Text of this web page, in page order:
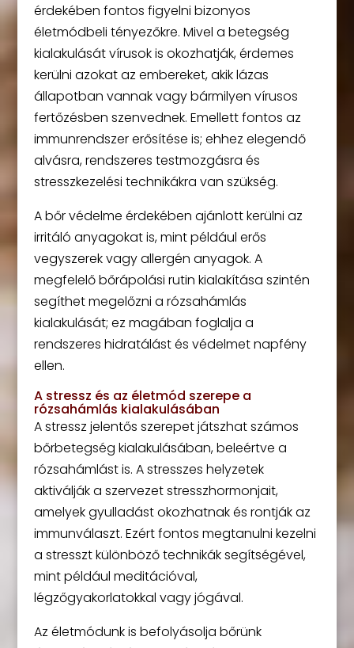
érdekében fontos figyelni bizonyos
életmódbeli tényezőkre. Mivel a betegség
kialakulását vírusok is okozhatják, érdemes
kerülni azokat az embereket, akik lázas
állapotban vannak vagy bármilyen vírusos
fertőzésben szenvednek. Emellett fontos az
immunrendszer erősítése is; ehhez elegendő
alvásra, rendszeres testmozgásra és
stresszkezelési technikákra van szükség.
A bőr védelme érdekében ajánlott kerülni az
irritáló anyagokat is, mint például erős
vegyszerek vagy allergén anyagok. A
megfelelő bőrápolási rutin kialakítása szintén
segíthet megelőzni a rózsahámlás
kialakulását; ez magában foglalja a
rendszeres hidratálást és védelmet napfény
ellen.
A stressz és az életmód szerepe a
rózsahámlás kialakulásában
A stressz jelentős szerepet játszhat számos
bőrbetegség kialakulásában, beleértve a
rózsahámlást is. A stresszes helyzetek
aktiválják a szervezet stresszhormonjait,
amelyek gyulladást okozhatnak és rontják az
immunválaszt. Ezért fontos megtanulni kezelni
a stresszt különböző technikák segítségével,
mint például meditációval,
légzőgyakorlatokkal vagy jógával.
Az életmódunk is befolyásolja bőrünk